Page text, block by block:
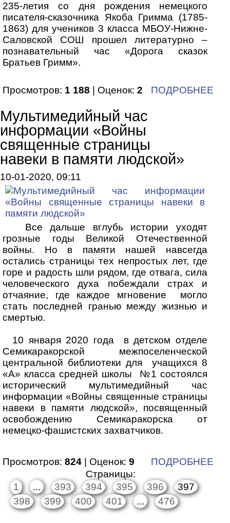
235-летия со дня рождения немецкого
писателя-сказочника Якоба Гримма (1785-
1863) для учеников 3 класса МБОУ-Нижне-
Саловской СОШ прошел литературно –
познавательный час «Дорога сказок
Братьев Гримм».
Просмотров: 1 188 | Оценок: 2 ПОДРОБНЕЕ
Мультимедийный час
информации «Войны
священные страницы
навеки в памяти людской»
10-01-2020, 09:11
Все дальше вглубь истории уходят
грозные годы Великой Отечественной
войны. Но в памяти нашей навсегда
остались страницы тех непростых лет, где
горе и радость шли рядом, где отвага, сила
человеческого духа побеждали страх и
отчаяние, где каждое мгновение могло
стать последней гранью между жизнью и
смертью.
10 января 2020 года в детском отделе
Семикаракорской межпоселенческой
центральной библиотеки для учащихся 8
«А» класса средней школы №1 состоялся
исторический мультимедийный час
информации «Войны священные страницы
навеки в памяти людской», посвященный
освобождению Семикаракорска от
немецко-фашистских захватчиков.
Просмотров: 824 | Оценок: 9
ПОДРОБНЕЕ
Страницы:
1
... 393 394 395 396
397
398
399 400 401 ... 476